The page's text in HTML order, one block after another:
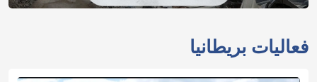
فعاليات بريطانيا